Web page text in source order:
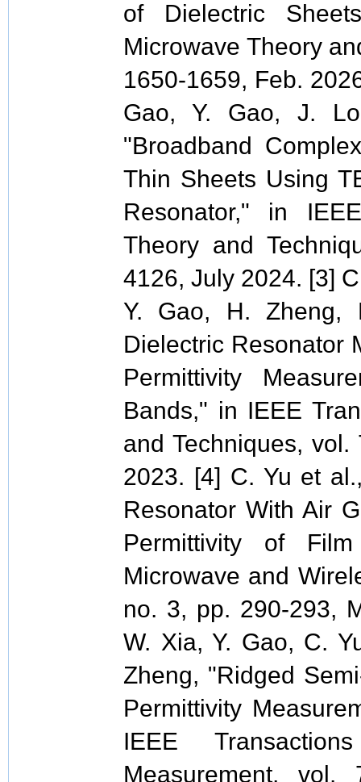
of Dielectric
Microwave Theory
1650-1659, Feb.
Gao, Y. Gao, J.
"Broadband
Thin Sheets Using
Resonator," in
Theory and
4126, July 2024. [3]
Y. Gao, H. Zheng,
Dielectric Resonator
Permittivity
Bands," in IEEE
and Techniques,
2023. [4] C. Yu et
Resonator With Air
Permittivity of
Microwave and
no. 3, pp. 290-293,
W. Xia, Y. Gao, C.
Zheng, "Ridged
Permittivity
IEEE
Measurement,